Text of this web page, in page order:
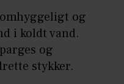
og
i koldt vand.
og
stykker.